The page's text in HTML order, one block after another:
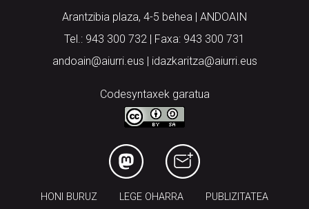
Arantzibia plaza, 4-5 behea | ANDOAIN
Tel.: 943 300 732 | Faxa: 943 300 731
andoain@aiurri.eus | idazkaritza@aiurri.eus
Codesyntaxek garatua
HONI BURUZ LEGE OHARRA PUBLIZITATEA